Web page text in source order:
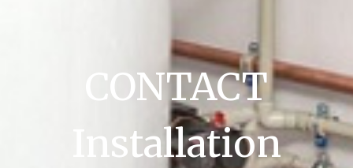
CONTACT
Installation